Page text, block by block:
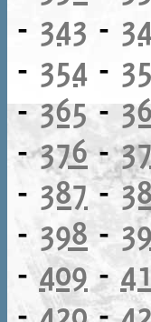
- 343 -
- 354 -
-365-
-376-
- 387-
- 398 -
-409 -